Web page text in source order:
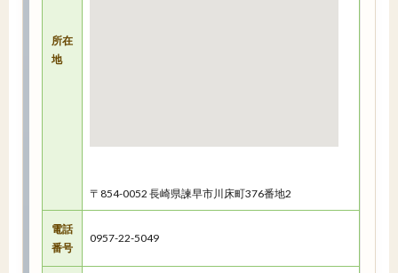
所在
地
〒854-0052 長崎県諫早市川床町376番地2
電話
番号
0957-22-5049